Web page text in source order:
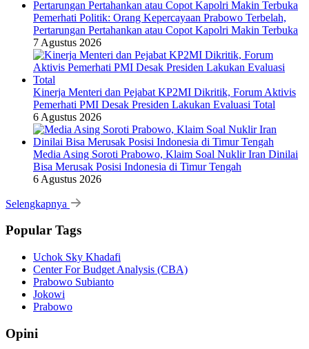
Pemerhati Politik: Orang Kepercayaan Prabowo Terbelah,
Pertarungan Pertahankan atau Copot Kapolri Makin Terbuka
7 Agustus 2026
Kinerja Menteri dan Pejabat KP2MI Dikritik, Forum Aktivis
Pemerhati PMI Desak Presiden Lakukan Evaluasi Total
6 Agustus 2026
Media Asing Soroti Prabowo, Klaim Soal Nuklir Iran Dinilai
Bisa Merusak Posisi Indonesia di Timur Tengah
6 Agustus 2026
Selengkapnya
Popular Tags
Uchok Sky Khadafi
Center For Budget Analysis (CBA)
Prabowo Subianto
Jokowi
Prabowo
Opini